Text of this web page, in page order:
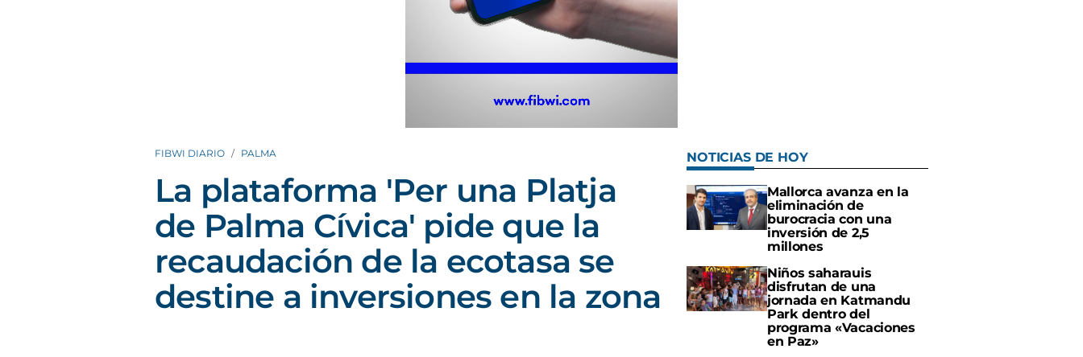
FIBWI DIARIO PALMA
La plataforma 'Per una Platja
de Palma Cívica' pide que la
recaudación de la ecotasa se
destine a inversiones en la zona
NOTICIAS DE HOY
Mallorca avanza en la
eliminación de
burocracia con una
inversión de 2,5
millones
Niños saharauis
disfrutan de una
jornada en Katmandu
Park dentro del
programa «Vacaciones
en Paz»